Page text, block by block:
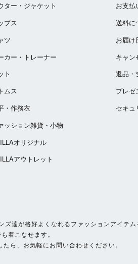
ター・ジャケット
プス
ツ
カー・トレーナー
ト
ムス
・作務衣
ッション雑貨・小物
オリジナル
アウトレット
お支払
送料に
お届け
キャン
返品・
プレゼ
セキュ
達が格好よくなれるファッションアイテム
着こなせます。
ら、お気軽にお問い合わせください。